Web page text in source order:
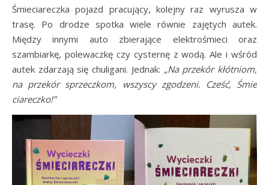
Śmieciareczka pojazd pracujący, kolejny raz wyrusza w
trasę. Po drodze spotka wiele równie zajętych autek.
Między innymi auto zbierające elektrośmieci oraz
szambiarkę, polewaczkę czy cysternę z wodą. Ale i wśród
autek zdarzają się chuligani. Jednak: „Na przekór kłótniom,
na przekór sprzeczkom, wszyscy zgodzeni. Cześć, Śmie
ciareczko!”